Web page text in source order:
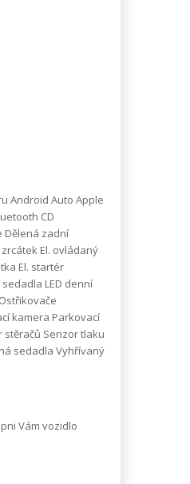
Android Auto Apple
CD
Dělená zadní
El. ovládaný
El. startér
LED denní
kamera Parkovací
stěračů Senzor tlaku
sedadla Vyhřívaný
Vám vozidlo